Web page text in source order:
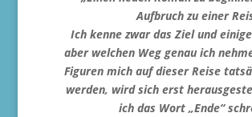
Aufbruch zu einer
Ich kenne zwar das Ziel und
aber welchen Weg genau ich
Figuren mich auf dieser Reise
werden, wird sich erst
ich das Wort „Ende“